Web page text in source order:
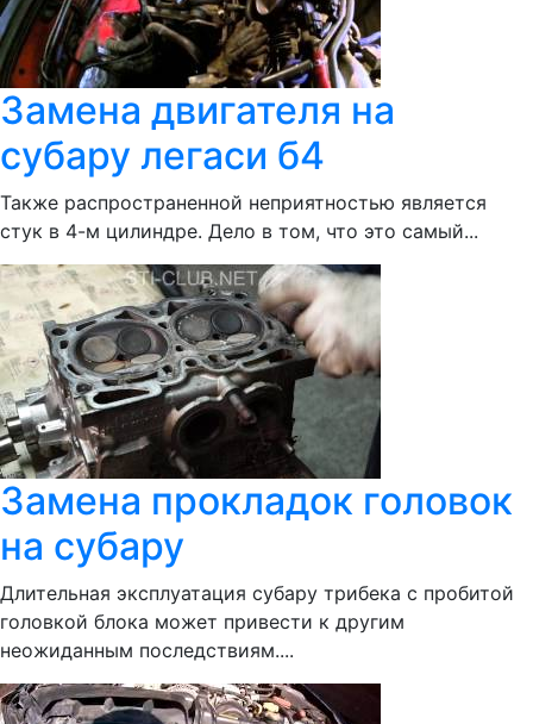
Замена двигателя на
субару легаси б4
Также распространенной неприятностью является
стук в 4-м цилиндре. Дело в том, что это самый...
Замена прокладок головок
на субару
Длительная эксплуатация субару трибека с пробитой
головкой блока может привести к другим
неожиданным последствиям....